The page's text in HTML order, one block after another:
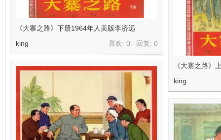
《大寨之路》下册1964年人美版李济远
喜欢: 0 回复: 0
king
《大寨之路》
king